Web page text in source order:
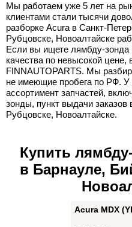
Мы работаем уже 5 лет на
клиентами стали тысячи
разборке Acura в Санкт-
Рубцовске, Новоалтайске
Если вы ищете лямбду-зонда
качества по невысокой
FINNAUTOPARTS. Мы
не имеющие пробега по РФ. У
ассортимент запчастей,
зонды, пункт выдачи заказов
Рубцовске, Новоалтайске.
Купить
в Барнауле,
Acura MDX